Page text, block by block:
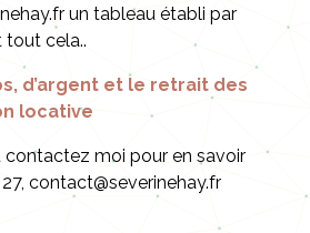
un tableau établi par
tout cela..
d’argent et le retrait des
locative
contactez moi pour en savoir
contact@severinehay.fr